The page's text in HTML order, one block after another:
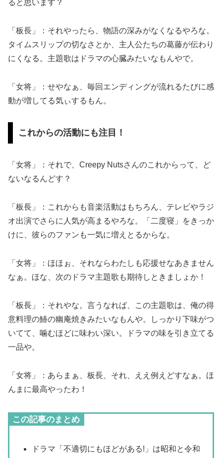
ると思います？
「板長」：それやったら、物語の深みがなくなるやろな。
タイムスリップの切なさとか、主人公たちの葛藤が伝わり
にくなる。主題歌はドラマの心臓みたいなもんやで。
「女将」：せやなぁ、毎回エンディングが流れるたびに感
動が増してる気ぃするもん。
これからの活動にも注目！
「女将」：それで、Creepy Nutsさんのこれからって、ど
ないなるんどす？
「板長」：これからも音楽活動はもちろん、テレビやラジ
オ出演でさらに人気が高まるやろな。「二度寝」をきっか
けに、彼らのファンも一気に増えとるからな。
「女将」：ほほぉ、それならわたしも応援せなあきません
なぁ。ほな、次のドラマ主題歌も期待しときましょか！
「板長」：それやな。言うなれば、この主題歌は、俺の得
意料理の鰆の幽庵焼きみたいなもんや。しっかり下味がつ
いてて、噛むほどに味わい深い。ドラマの味を引き立てる
一品や。
「女将」：あらまぁ、板長、それ、ええ例えどすなぁ。ほ
んまに最高やったわ！
この記事のまとめ
ドラマ「不適切にもほどがある!」は昭和と令和